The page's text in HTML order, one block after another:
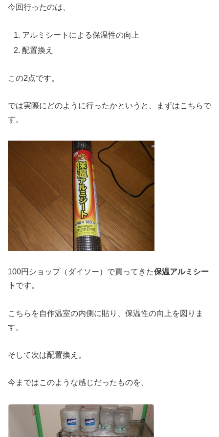
今回行ったのは、
アルミシートによる保温性の向上
配置換え
この2点です。
では実際にどのように行ったかというと、まずはこちらで
す。
100円ショップ（ダイソー）で買ってきた保温アルミシー
ト です。
こちらを自作温室の内側に貼り、保温性の向上を図りま
す。
そして次は配置換え。
今まではこのような感じだったものを、